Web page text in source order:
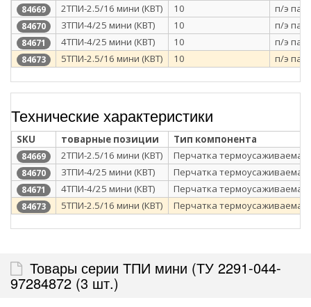
84669 2ТПИ-2.5/16 мини (КВТ) 10 п/э
84670 3ТПИ-4/25 мини (КВТ) 10 п/э
84671 4ТПИ-4/25 мини (КВТ) 10 п/э
84673 5ТПИ-2.5/16 мини (КВТ) 10 п/э
Технические характеристики
SKU товарные позиции Тип компонента
84669 2ТПИ-2.5/16 мини (КВТ) Перчатка термоусаживаемая
84670 3ТПИ-4/25 мини (КВТ) Перчатка термоусаживаемая
84671 4ТПИ-4/25 мини (КВТ) Перчатка термоусаживаемая
84673 5ТПИ-2.5/16 мини (КВТ) Перчатка термоусаживаемая
Товары серии ТПИ мини (ТУ 2291-044-
97284872 (3 шт.)